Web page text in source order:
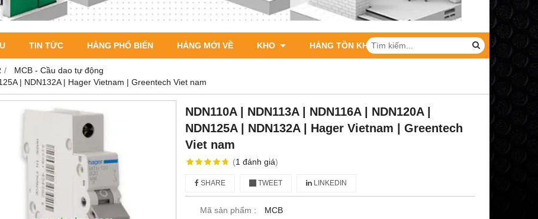
TIN TỨC HÀNG PHỔ BIẾN HÀNG MỚI VỀ KHO HÀNG TỒN KHO
MCB - Cầu dao tự động
| NDN132A | Hager Vietnam | Greentech Viet nam
NDN110A | NDN113A | NDN116A | NDN120A |
NDN125A | NDN132A | Hager Vietnam | Greentech
Viet nam
(1 đánh giá)
SHARE TWEET LINKEDIN
Mã sản phẩm :
MCB